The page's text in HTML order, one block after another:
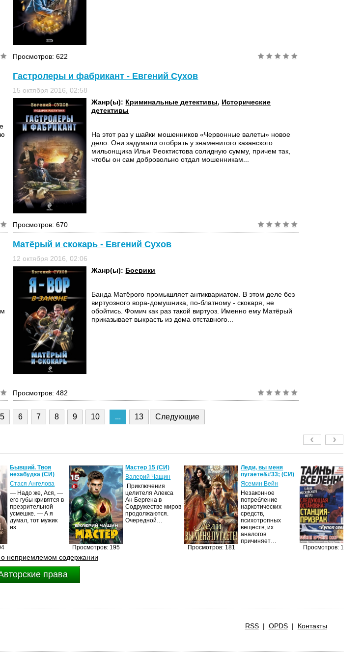
Просмотров: 622
Гастролеры и фабрикант - Евгений Сухов
15 октября 2016, 02:58
Жанр(ы): Криминальные детективы, Исторические
детективы
На этот раз у шайки мошенников «Червонные валеты» новое
дело. Они задумали отобрать у знаменитого казанского
мильонщика Ильи Феоктистова солидную сумму, причем так,
чтобы он сам добровольно отдал мошенникам...
Просмотров: 670
Матёрый и скокарь - Евгений Сухов
12 октября 2016, 02:06
Жанр(ы): Боевики
Банда Матёрого промышляет антиквариатом. В этом деле без
виртуозного вора-домушника, по-блатному - скокаря, не
обойтись. Фомич как раз такой виртуоз. Именно ему Матёрый
приказывает выкрасть из дома отставного...
Просмотров: 482
5 6 7 8 9 10 ... 13 Следующие
Бывший. Твоя
незабудка (СИ)
Стася Ангелова
— Надо же, Ася, —
его губы кривятся в
презрительной
усмешке. — А я
думал, тот мужик
из…
Просмотров: 195
Мастер 15 (СИ)
Валерий Чащин
Приключения
целителя Алекса
Ан Бергена в
Содружестве миров
продолжаются.
Очередной…
Просмотров: 181
Леди, вы меня
пугаете&#33; (СИ)
Ясемин Вейн
Незаконное
потребление
наркотических
средств,
психотропных
веществ, их
аналогов
причиняет…
Просмотров: 156
неприемлемом содержании
права
RSS| OPDS| Контакты